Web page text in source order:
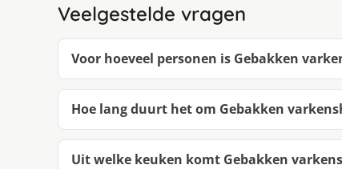
Veelgestelde vragen
Voor hoeveel personen is Gebakken
Hoe lang duurt het om Gebakken
Uit welke keuken komt Gebakken